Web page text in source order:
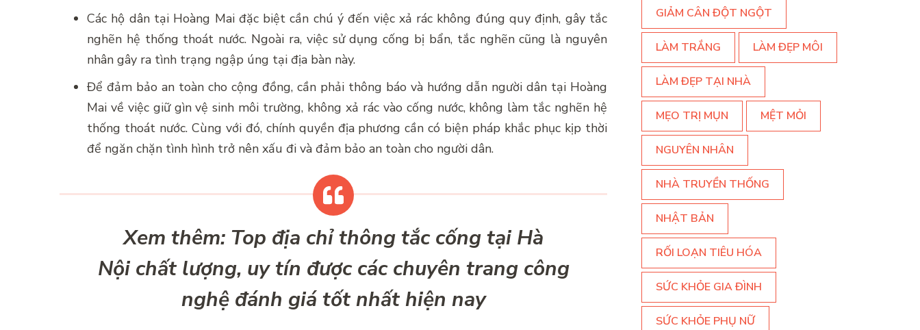
Các hộ dân tại Hoàng Mai đặc biệt cần chú ý đến việc xả rác không đúng quy định, gây tắc
nghẽn hệ thống thoát nước. Ngoài ra, việc sử dụng cống bị bẩn, tắc nghẽn cũng là nguyên
nhân gây ra tình trạng ngập úng tại địa bàn này.
Để đảm bảo an toàn cho cộng đồng, cần phải thông báo và hướng dẫn người dân tại Hoàng
Mai về việc giữ gìn vệ sinh môi trường, không xả rác vào cống nước, không làm tắc nghẽn hệ
thống thoát nước. Cùng với đó, chính quyền địa phương cần có biện pháp khắc phục kịp thời
để ngăn chặn tình hình trở nên xấu đi và đảm bảo an toàn cho người dân.
Xem thêm: Top địa chỉ thông tắc cống tại Hà
Nội chất lượng, uy tín được các chuyên trang công
nghệ đánh giá tốt nhất hiện nay
GIẢM CÂN ĐỘT NGỘT
LÀM TRẮNG LÀM ĐẸP MÔI
LÀM ĐẸP TẠI NHÀ
MẸO TRỊ MỤN MỆT MỎI
NGUYÊN NHÂN
NHÀ TRUYỀN THỐNG
NHẬT BẢN
RỐI LOẠN TIÊU HÓA
SỨC KHỎE GIA ĐÌNH
SỨC KHỎE PHỤ NỮ